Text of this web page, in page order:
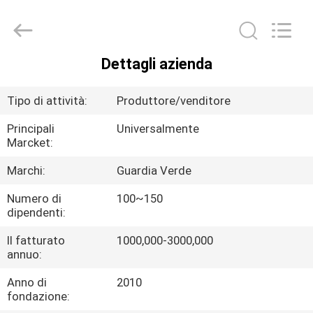
PRODOTTI
CIRCA
GIRO
DELLA
FABBRICA
Hesheng
Long
Dettagli azienda
Tipo di attività:
Produttore/venditore
Principali
Marcket:
Universalmente
Marchi:
Guardia Verde
Numero di
dipendenti:
100~150
Il fatturato
annuo:
1000,000-3000,000
Anno di
fondazione:
2010